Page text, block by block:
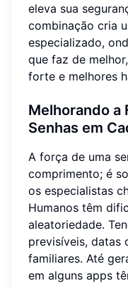
eleva sua
combinação cria
especializado,
que faz de
forte e melhores
Melhorando a
Senhas em
A força de uma
comprimento; é
os especialistas
Humanos têm
aleatoriedade.
previsíveis, datas
familiares. Até
em alguns apps